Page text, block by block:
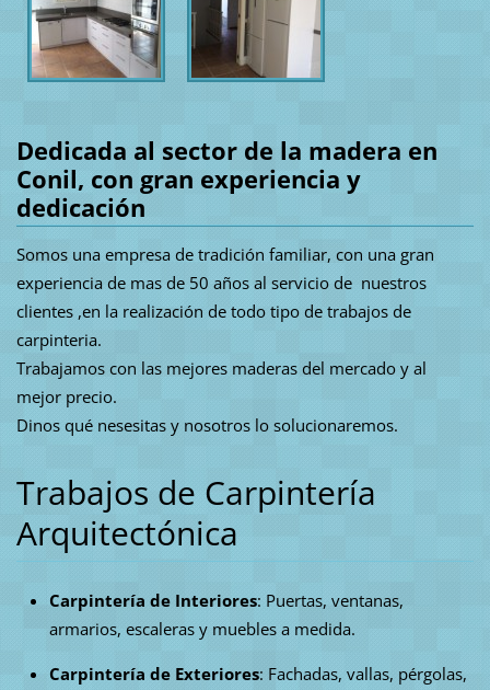
Dedicada al sector de la madera en
Conil, con gran experiencia y
dedicación
Somos una empresa de tradición familiar, con una gran
experiencia de mas de 50 años al servicio de nuestros
clientes ,en la realización de todo tipo de trabajos de
carpinteria.
Trabajamos con las mejores maderas del mercado y al
mejor precio.
Dinos qué nesesitas y nosotros lo solucionaremos.
Trabajos de Carpintería
Arquitectónica
Carpintería de Interiores: Puertas, ventanas,
armarios, escaleras y muebles a medida.
Carpintería de Exteriores: Fachadas, vallas, pérgolas,